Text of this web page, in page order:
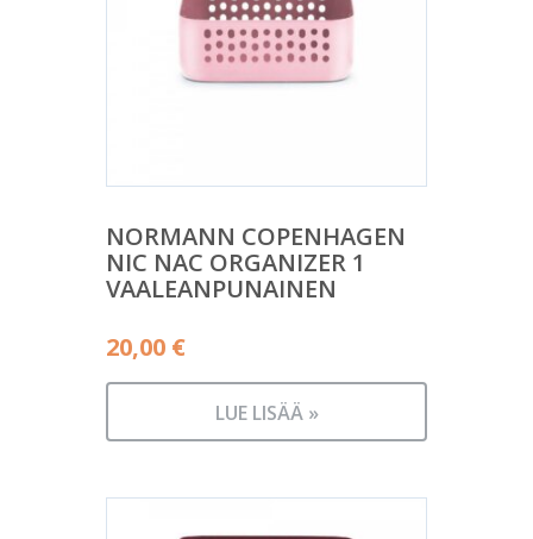
NORMANN COPENHAGEN
NIC NAC ORGANIZER 1
VAALEANPUNAINEN
20,00 €
LUE LISÄÄ »